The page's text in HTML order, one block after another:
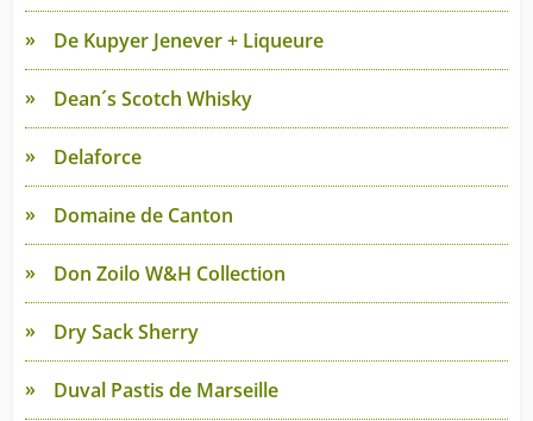
De Kupyer Jenever + Liqueure
Dean´s Scotch Whisky
Delaforce
Domaine de Canton
Don Zoilo W&H Collection
Dry Sack Sherry
Duval Pastis de Marseille